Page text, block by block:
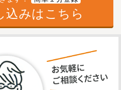
込みはこちら